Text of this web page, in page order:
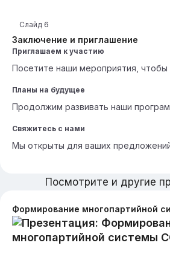
Заключение и приглашение
Слайд 6
Приглашаем к участию
Посетите наши мероприятия, чтобы
Планы на будущее
Продолжим развивать наши
Свяжитесь с нами
Мы открыты для ваших
Посмотрите и другие
Формирование многопартийной